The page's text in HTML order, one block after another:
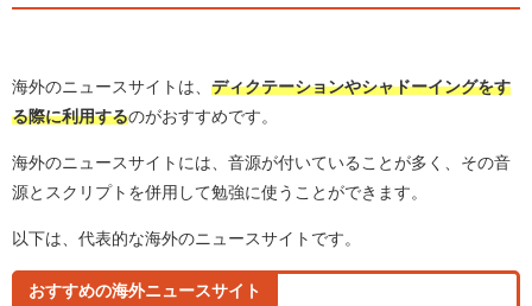
海外のニュースサイトは、 ディクテーションやシャドーイングをす
る際に利用するのがおすすめです。
海外のニュースサイトには、音源が付いていることが多く、その音
源とスクリプトを併用して勉強に使うことができます。
以下は、代表的な海外のニュースサイトです。
おすすめの海外ニュースサイト